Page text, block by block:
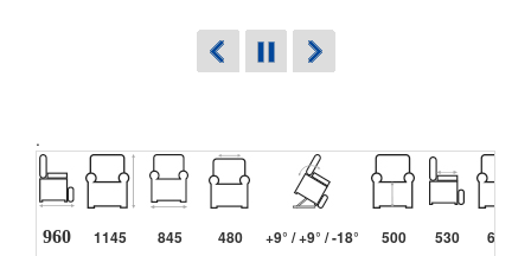
.
960 1145 845 480 +9° / +9° / -18° 500 530 670